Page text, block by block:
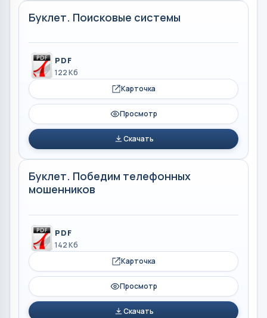
Буклет. Поисковые системы
PDF
122 Кб
Карточка
Просмотр
Скачать
Буклет. Победим телефонных
мошенников
PDF
142 Кб
Карточка
Просмотр
Скачать